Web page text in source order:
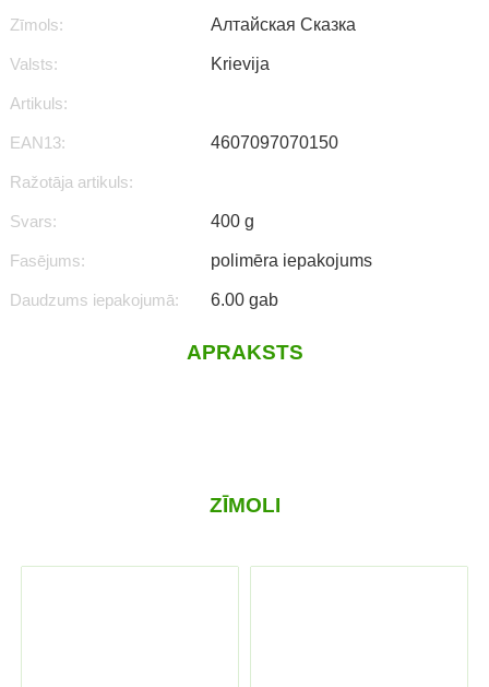
Zīmols: Алтайская Сказка
Valsts: Krievija
Artikuls:
EAN13: 4607097070150
Ražotāja artikuls:
Svars: 400 g
Fasējums: polimēra iepakojums
Daudzums iepakojumā: 6.00 gab
APRAKSTS
ZĪMOLI